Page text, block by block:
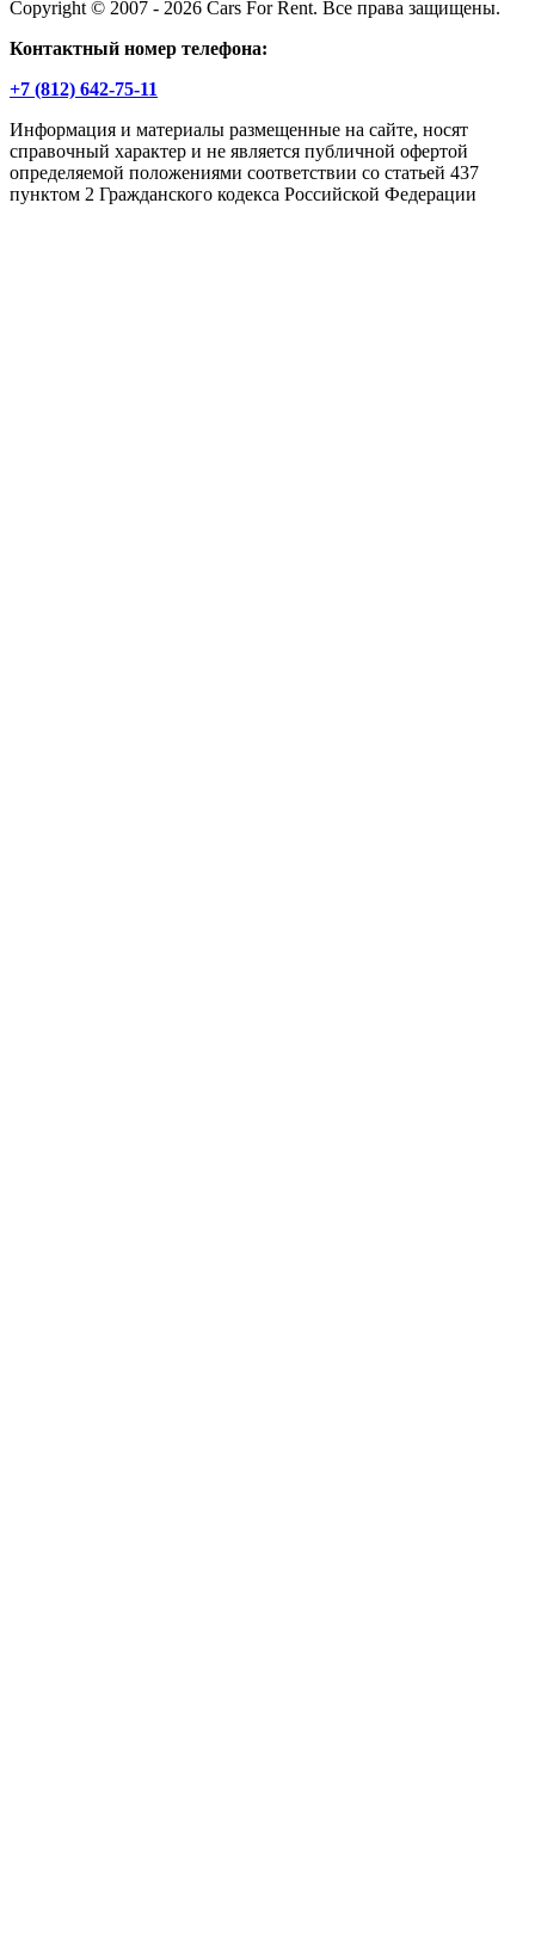
Copyright © 2007 - 2026 Cars For Rent. Все права защищены.
Контактный номер телефона:
+7 (812) 642-75-11
Информация и материалы размещенные на сайте, носят
справочный характер и не является публичной офертой
определяемой положениями соответствии со статьей 437
пунктом 2 Гражданского кодекса Российской Федерации